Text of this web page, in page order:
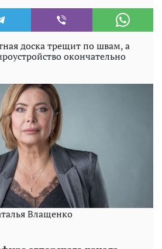
доска трещит по швам, а
окончательно
Влащенко